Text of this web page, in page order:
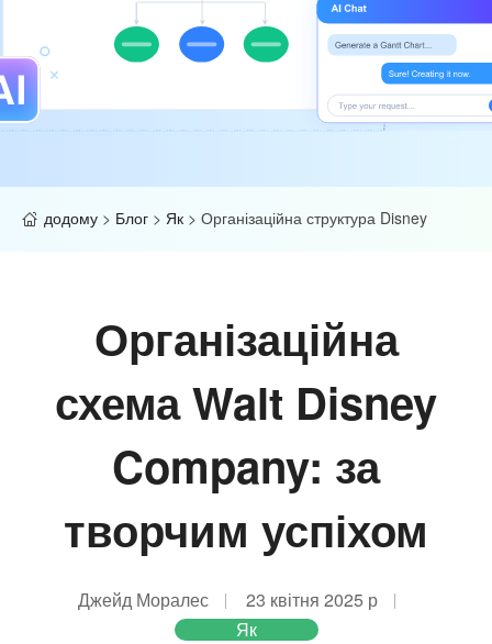
додому > Блог > Як > Організаційна структура Disney
Організаційна
схема Walt Disney
Company: за
творчим успіхом
Джейд Моралес
23 квітня 2025 р
Як